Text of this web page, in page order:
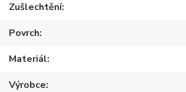
Zušlechtění
Povrch
Materiál
Výrobce